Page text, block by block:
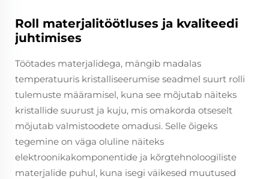
Roll materjalitöötluses ja kvaliteedi
juhtimises
Töötades materjalidega, mängib madalas
temperatuuris kristalliseerumise seadmel suurt rolli
tulemuste määramisel, kuna see mõjutab näiteks
kristallide suurust ja kuju, mis omakorda otseselt
mõjutab valmistoodete omadusi. Selle õigeks
tegemine on väga oluline näiteks
elektroonikakomponentide ja kõrgtehnoloogiliste
materjalide puhul, kuna isegi väikesed muutused